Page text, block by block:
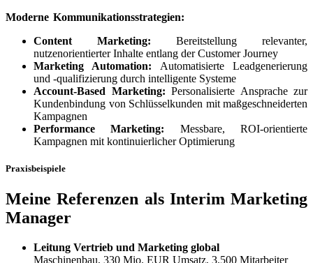
Moderne Kommunikationsstrategien:
Content Marketing: Bereitstellung relevanter,
nutzenorientierter Inhalte entlang der Customer Journey
Marketing Automation: Automatisierte Leadgenerierung
und -qualifizierung durch intelligente Systeme
Account-Based Marketing: Personalisierte Ansprache zur
Kundenbindung von Schlüsselkunden mit maßgeschneiderten
Kampagnen
Performance Marketing: Messbare, ROI-orientierte
Kampagnen mit kontinuierlicher Optimierung
Praxisbeispiele
Meine Referenzen als Interim Marketing
Manager
Leitung Vertrieb und Marketing global
Maschinenbau, 330 Mio. EUR Umsatz, 3.500 Mitarbeiter